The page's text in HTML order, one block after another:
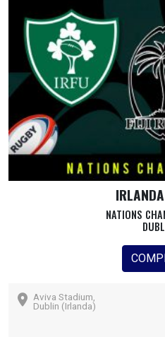
NATIONS
Aviva Stadium,
Dublin (Irlanda)